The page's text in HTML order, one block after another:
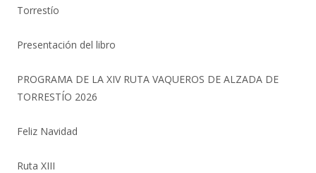
Torrestío
Presentación del libro
PROGRAMA DE LA XIV RUTA VAQUEROS DE ALZADA DE
TORRESTÍO 2026
Feliz Navidad
Ruta XIII